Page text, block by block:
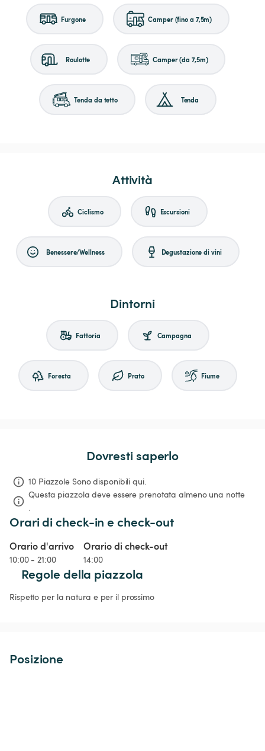
Furgone Camper (fino a 7,5m)
Roulotte Camper (da 7,5m)
Tenda da tetto Tenda
Attività
Ciclismo Escursioni
Benessere/Wellness Degustazione di vini
Dintorni
Fattoria Campagna
Foresta Prato Fiume
Dovresti saperlo
10 Piazzole Sono disponibili qui.
Questa piazzola deve essere prenotata almeno una notte
.
Orari di check-in e check-out
Orario d'arrivo
10:00 - 21:00
Orario di check-out
14:00
Regole della piazzola
Rispetto per la natura e per il prossimo
Posizione